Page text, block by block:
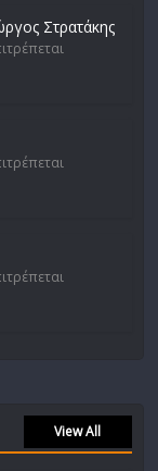
Στρατάκης
View All